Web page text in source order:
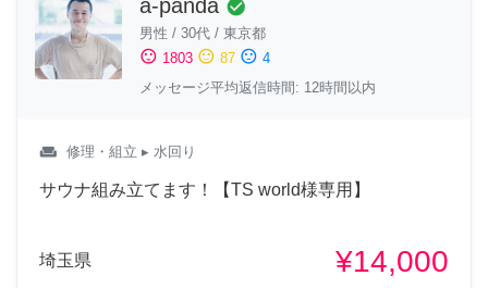
a-panda check_circle
男性 / 30代 / 東京都
sentiment_satisfied 1803 sentiment_neutral 87 sentiment_dissatisfied 4
メッセージ平均返信時間: 12時間以内
weekend 修理・組立 ▸ 水回り
サウナ組み立てます！【TS world様専用】
埼玉県 ¥14,000